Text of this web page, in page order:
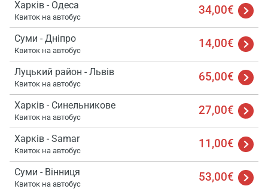
Харків - Одеса
Квиток на автобус 34,00€
Суми - Дніпро
Квиток на автобус 14,00€
Луцький район - Львів
Квиток на автобус 65,00€
Харків - Синельникове
Квиток на автобус 27,00€
Харків - Samar
Квиток на автобус 11,00€
Суми - Вінниця
Квиток на автобус 53,00€